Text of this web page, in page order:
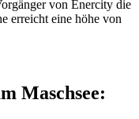
von Enercity die
erreicht eine höhe von
Maschsee: